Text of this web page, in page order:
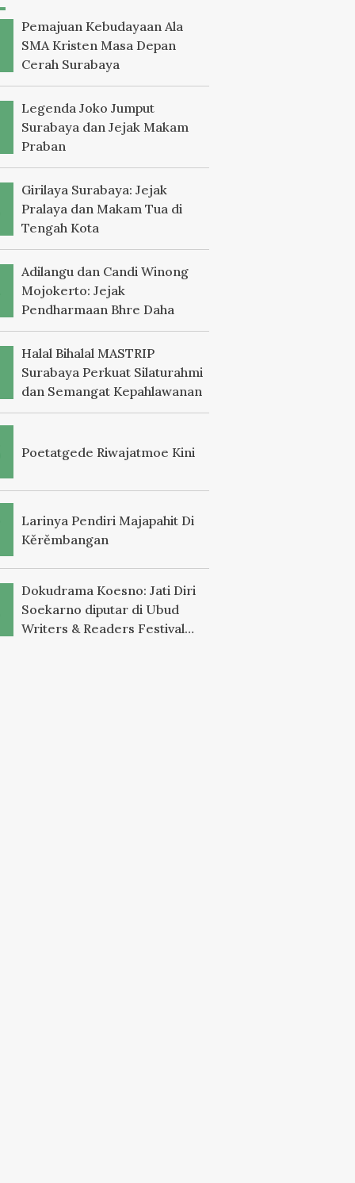
Pemajuan Kebudayaan Ala
SMA Kristen Masa Depan
Cerah Surabaya
Legenda Joko Jumput
Surabaya dan Jejak Makam
Praban
Girilaya Surabaya: Jejak
Pralaya dan Makam Tua di
Tengah Kota
Adilangu dan Candi Winong
Mojokerto: Jejak
Pendharmaan Bhre Daha
Halal Bihalal MASTRIP
Surabaya Perkuat Silaturahmi
dan Semangat Kepahlawanan
Poetatgede Riwajatmoe Kini
Larinya Pendiri Majapahit Di
Kěrěmbangan
Dokudrama Koesno: Jati Diri
Soekarno diputar di Ubud
Writers & Readers Festival